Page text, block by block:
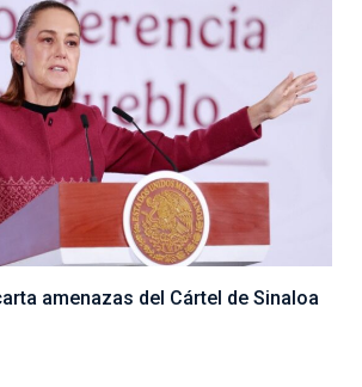
amenazas del Cártel de Sinaloa